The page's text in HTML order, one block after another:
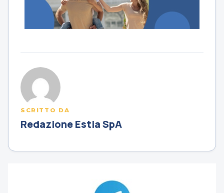
SCRITTO DA
Redazione Estia SpA